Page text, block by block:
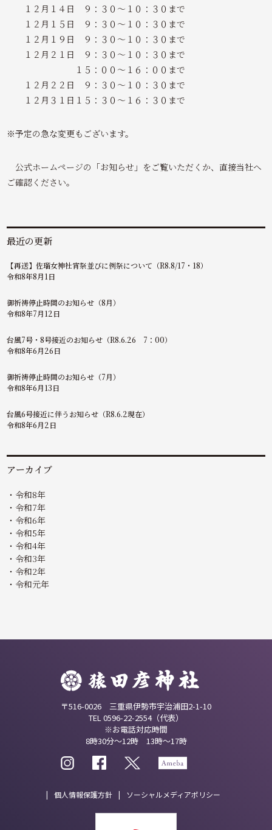
１２月１４日 ９：３０～１０：３０まで
１２月１５日 ９：３０～１０：３０まで
１２月１９日 ９：３０～１０：３０まで
１２月２１日 ９：３０～１０：３０まで
１５：００～１６：００まで
１２月２２日 ９：３０～１０：３０まで
１２月３１日１５：３０～１６：３０まで
※予定の急な変更もございます。
公式ホームページの「お知らせ」をご覧いただくか、直接当社へ
ご確認ください。
最近の更新
【再送】佐瑠女神社宵祭並びに例祭について（R8.8/17・18）
令和8年8月1日
御祈祷停止時間のお知らせ（8月）
令和8年7月12日
台風7号・8号接近のお知らせ（R8.6.26 7：00）
令和8年6月26日
御祈祷停止時間のお知らせ（7月）
令和8年6月13日
台風6号接近に伴うお知らせ（R8.6.2現在）
令和8年6月2日
アーカイブ
令和8年
令和7年
令和6年
令和5年
令和4年
令和3年
令和2年
令和元年
〒516-0026 三重県伊勢市宇治浦田2-1-10
TEL 0596-22-2554（代表）
※お電話対応時間
8時30分～12時 13時～17時
個人情報保護方針 ソーシャルメディアポリシー